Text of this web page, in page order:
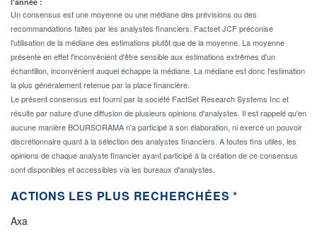
Un consensus est une moyenne ou une médiane des prévisions ou des
recommandations faites par les analystes financiers. Factset JCF préconise
l'utilisation de la médiane des estimations plutôt que de la moyenne. La moyenne
présente en effet l'inconvénient d'être sensible aux estimations extrêmes d'un
échantillon, inconvénient auquel échappe la médiane. La médiane est donc l'estimation
la plus généralement retenue par la place financière.
Le présent consensus est fourni par la société FactSet Research Systems Inc et
résulte par nature d'une diffusion de plusieurs opinions d'analystes. Il est rappelé qu'en
aucune manière BOURSORAMA n'a participé à son élaboration, ni exercé un pouvoir
discrétionnaire quant à la sélection des analystes financiers. A toutes fins utiles, les
opinions de chaque analyste financier ayant participé à la création de ce consensus
sont disponibles et accessibles via les bureaux d'analystes.
ACTIONS LES PLUS RECHERCHÉES *
Axa